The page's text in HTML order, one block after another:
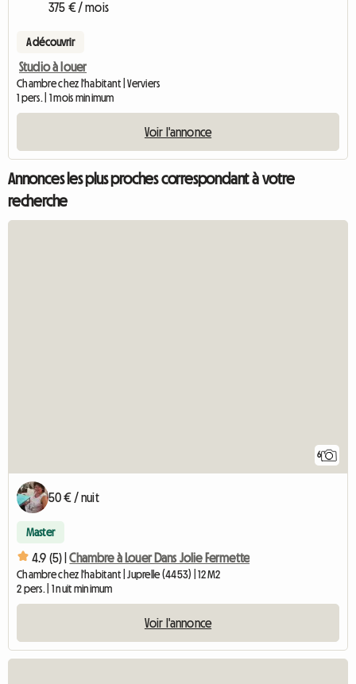
375 € / mois
A découvrir
Studio à louer
Chambre chez l'habitant | Verviers
1 pers. | 1 mois minimum
Voir l'annonce
Annonces les plus proches correspondant à votre
recherche
6
50 € / nuit
Master
4.9 (5) | Chambre à Louer Dans Jolie Fermette
Chambre chez l'habitant | Juprelle (4453) | 12 M2
2 pers. | 1 nuit minimum
Voir l'annonce